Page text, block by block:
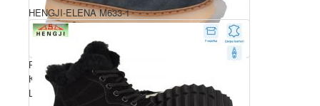
Розмірний ряд: 36-41
Комплектація ящика: 8
Ціна за пару: 1270 грн.
HENGJI-ELENA M633-1